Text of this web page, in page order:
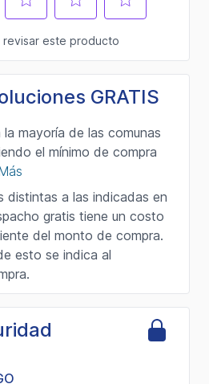
GRATIS
mayoría de las comunas
el mínimo de compra
distintas a las indicadas en
gratis tiene un costo
del monto de compra.
esto se indica al